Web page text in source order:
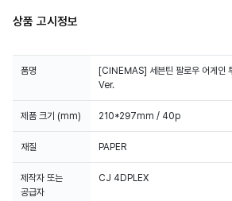
상품 고시정보
품명
[CINEMAS] 세븐틴 팔로우 어게인
Ver.
제품 크기 (mm) 210*297mm / 40p
재질 PAPER
제작자 또는
공급자
CJ 4DPLEX